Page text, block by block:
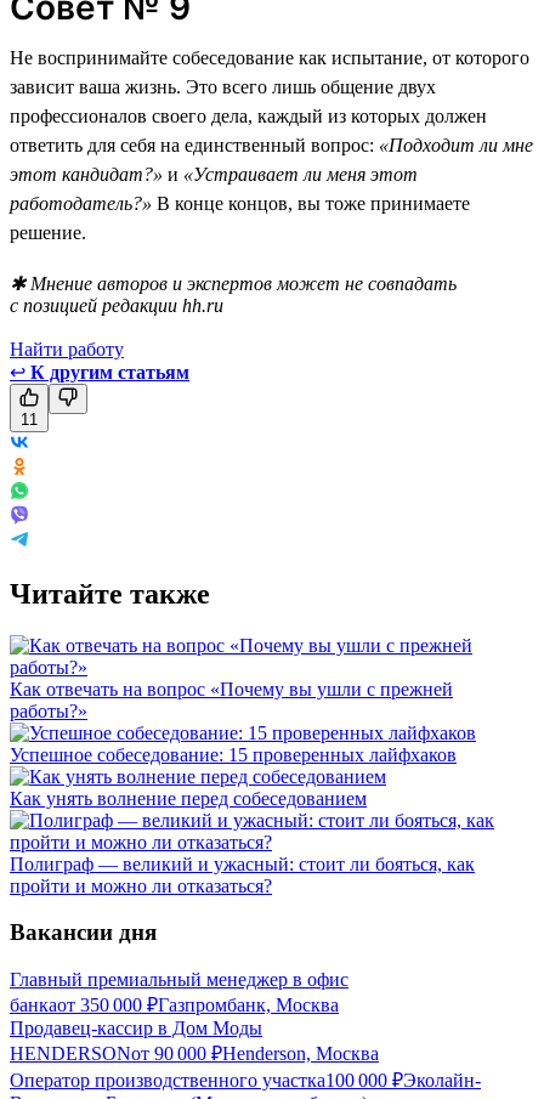
Не воспринимайте собеседование как испытание, от которого
зависит ваша жизнь. Это всего лишь общение двух
профессионалов своего дела, каждый из которых должен
ответить для себя на единственный вопрос: «Подходит ли мне
этот кандидат?» и «Устраивает ли меня этот
работодатель?» В конце концов, вы тоже принимаете
решение.
✱ Мнение авторов и экспертов может не совпадать
с позицией редакции hh.ru
Найти работу
↩ К другим статьям
11
Читайте также
Как отвечать на вопрос «Почему вы ушли с прежней
работы?»
Успешное собеседование: 15 проверенных лайфхаков
Как унять волнение перед собеседованием
Полиграф — великий и ужасный: стоит ли бояться, как
пройти и можно ли отказаться?
Вакансии дня
Главный премиальный менеджер в офис
банкаот 350 000 ₽Газпромбанк, Москва
Продавец-кассир в Дом Моды
HENDERSONот 90 000 ₽Henderson, Москва
Оператор производственного участка100 000 ₽Эколайн-